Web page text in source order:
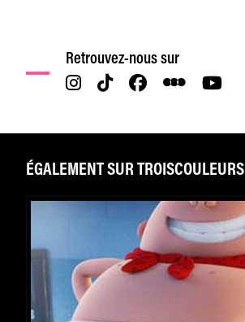
Retrouvez-nous sur
ÉGALEMENT SUR TROISCOULEURS